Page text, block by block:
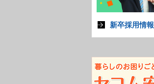
新卒採用情報